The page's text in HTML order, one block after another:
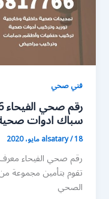
فني صحي
سباك ادوات صحية
alsatary/18 مايو، 2020
رقم صحي الفيحاء
تقوم بتأمين مجموعة
الصحي